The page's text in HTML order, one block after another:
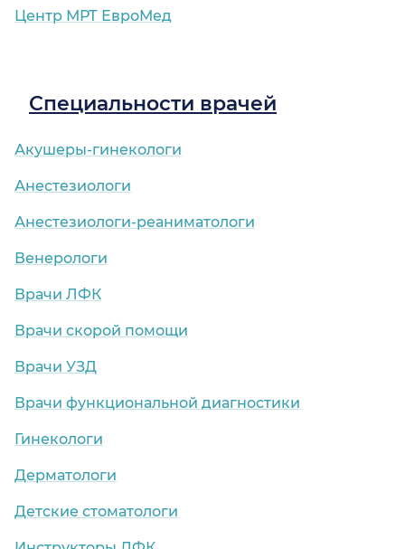
Центр МРТ ЕвроМед
Специальности врачей
Акушеры-гинекологи
Анестезиологи
Анестезиологи-реаниматологи
Венерологи
Врачи ЛФК
Врачи скорой помощи
Врачи УЗД
Врачи функциональной диагностики
Гинекологи
Дерматологи
Детские стоматологи